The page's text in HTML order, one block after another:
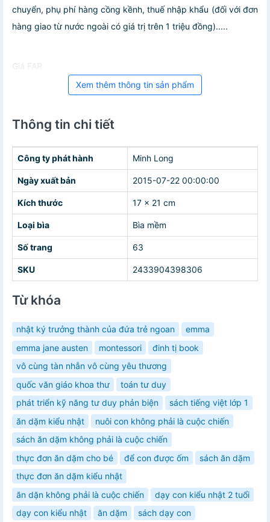
chuyển, phụ phí hàng cồng kềnh, thuế nhập khẩu (đối với đơn
hàng giao từ nước ngoài có giá trị trên 1 triệu đồng).....
Giá FAR
Xem thêm thông tin sản phẩm
Thông tin chi tiết
Công ty phát hành Minh Long
Ngày xuất bản 2015-07-22 00:00:00
Kích thước 17 x 21 cm
Loại bìa Bìa mềm
Số trang 63
SKU 2433904398306
Từ khóa
nhật ký trưởng thành của đứa trẻ ngoan
emma
emma jane austen
montessori
đinh tị book
vô cùng tàn nhẫn vô cùng yêu thương
quốc văn giáo khoa thư
toán tư duy
phát triển kỹ năng tư duy phản biện
sách tiếng việt lớp 1
ăn dặm kiểu nhật
nuôi con không phải là cuộc chiến
sách ăn dặm không phải là cuộc chiến
thực đơn ăn dặm cho bé
để con được ốm
sách ăn dặm
thực đơn ăn dặm kiểu nhật
ăn dặn không phải là cuộc chiến
dạy con kiểu nhật 2 tuổi
dạy con kiểu nhật
ăn dặm
sách dạy con